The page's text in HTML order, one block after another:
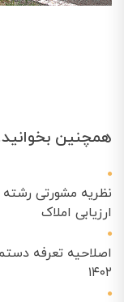
همچنین
نظریه مشورتی
ارزیابی املاک
اصلاحیه تعرفه
۱۴۰۲